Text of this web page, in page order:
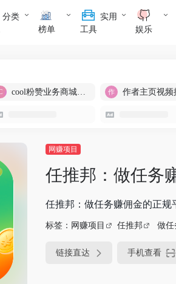
分类
榜单
实用
工具
娱乐
cool粉赞业务商城【爆粉引流】
网赚项目
任推邦：做任务
任推邦：做任务赚佣金的正规
标签： 网赚项目 任推邦 做任
链接直达 手机查看